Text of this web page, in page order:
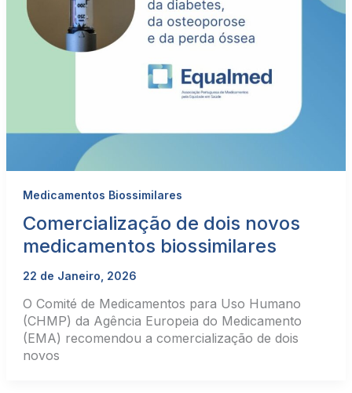
Medicamentos Biossimilares
Comercialização de dois novos
medicamentos biossimilares
22 de Janeiro, 2026
O Comité de Medicamentos para Uso Humano
(CHMP) da Agência Europeia do Medicamento
(EMA) recomendou a comercialização de dois
novos